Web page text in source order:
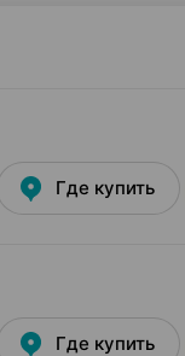
Где купить
Где купить